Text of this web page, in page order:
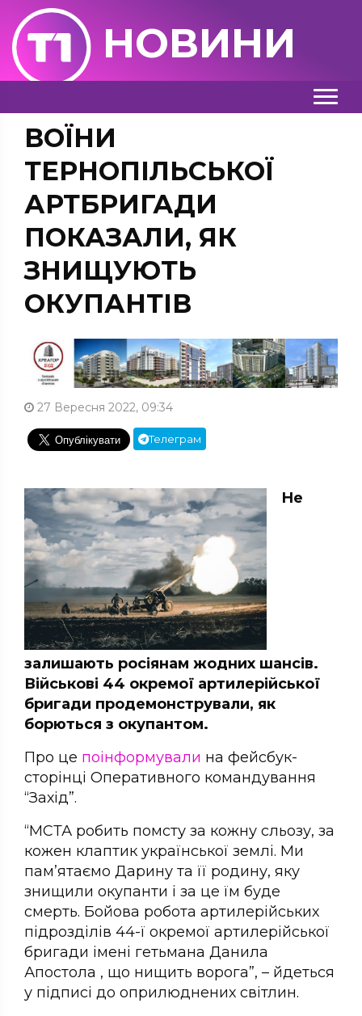
НОВИНИ
ВОЇНИ
ТЕРНОПІЛЬСЬКОЇ
АРТБРИГАДИ
ПОКАЗАЛИ, ЯК
ЗНИЩУЮТЬ
ОКУПАНТІВ
27 Вересня 2022, 09:34
Телеграм
Не
залишають росіянам жодних шансів.
Військові 44 окремої артилерійської
бригади продемонстрували, як
борються з окупантом.
Про це поінформували на фейсбук-
сторінці Оперативного командування
“Захід”.
“МСТА робить помсту за кожну сльозу, за
кожен клаптик української землі. Ми
пам’ятаємо Дарину та її родину, яку
знищили окупанти і за це їм буде
смерть. Бойова робота артилерійських
підрозділів 44-ї окремої артилерійської
бригади імені гетьмана Данила
Апостола , що нищить ворога”, – йдеться
у підписі до оприлюднених світлин.